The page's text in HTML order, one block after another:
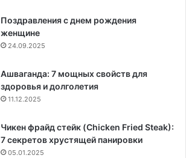
Поздравления с днем рождения
женщине
24.09.2025
Ашваганда: 7 мощных свойств для
здоровья и долголетия
11.12.2025
Чикен фрайд стейк (Chicken Fried Steak):
7 секретов хрустящей панировки
05.01.2025